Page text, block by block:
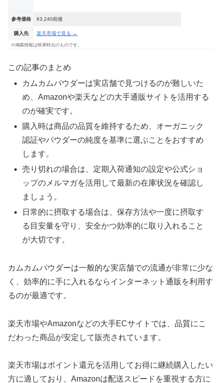
参考価格 ¥3,240前後
購入先 楽天市場で見る →
※掲載情報は執筆時点のものです。
この記事のまとめ
カムカムパウダーは実店舗で見つけるのが難しいた
め、Amazonや楽天などの大手通販サイトを活用する
のが確実です。
購入時は商品の品質を維持するため、オーガニック
認証やパウダーの純度を基準に選ぶことをおすすめ
します。
売り切れの場合は、定期入荷通知の設定や公式ショ
ップのメルマガを活用して最新の在庫状況を確認し
ましょう。
日常的に摂取する場合は、保存方法や一度に摂取す
る目安量を守り、安全かつ効率的に取り入れること
が大切です。
カムカムパウダーは一般的な実店舗での流通が非常に少な
く、効率的に手に入れるならインターネット通販を利用す
るのが最適です。
楽天市場やAmazonなどの大手ECサイトでは、品質にこ
だわった商品が安定して販売されています。
楽天市場はポイント還元を活用してお得に継続購入したい
方に適しており、Amazonは配送スピードを重視する方に